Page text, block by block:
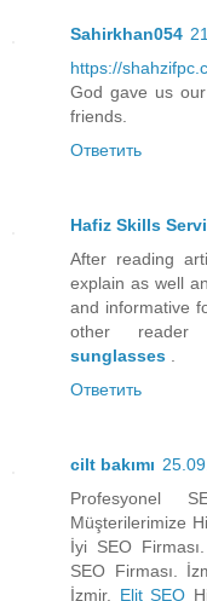
Sahirkhan054
https://
God gave us
friends.
Ответить
Hafiz Skills
After reading
explain as well
and informative
other reader
sunglasses
Ответить
cilt bakımı
Profesyonel
Müşterilerimize
İyi SEO
SEO Firması.
İzmir. Elit SEO